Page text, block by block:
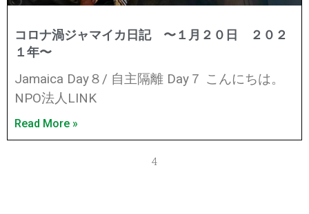
コロナ渦ジャマイカ日記 〜１月２０日 ２０２
１年〜
Jamaica Day８/ 自主隔離 Day７ こんにちは。
NPO法人LINK
Read More »
4